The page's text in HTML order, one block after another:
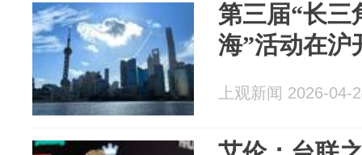
第三届“长三
海”活动在沪
上观新闻 2026-04-